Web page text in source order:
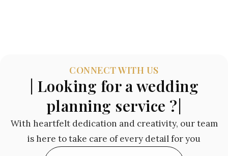
CONNECT WITH US
| Looking for a wedding
planning service ?|
With heartfelt dedication and creativity, our team
is here to take care of every detail for you